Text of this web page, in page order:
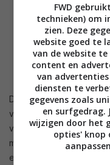
De microfoon gaat tot
via de dongle nog eens
verbinding via de usb-
meter. Via de JBL One-
equalizer, presets en
FWD
technieken) om
zien. Deze
website goed te
van de website
content en
van
diensten te
gegevens zoals
en surfgedrag.
wijzigen door het
opties' knop